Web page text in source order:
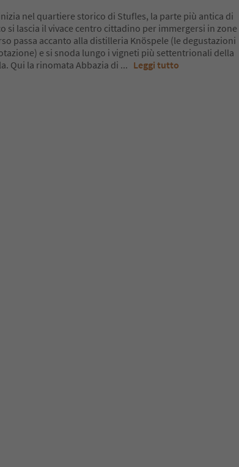
nel quartiere storico di Stufles, la parte più antica di
si lascia il vivace centro cittadino per immergersi in zone
passa accanto alla distilleria Knöspele (le degustazioni
e si snoda lungo i vigneti più settentrionali della
Qui la rinomata Abbazia di ... Leggi tutto